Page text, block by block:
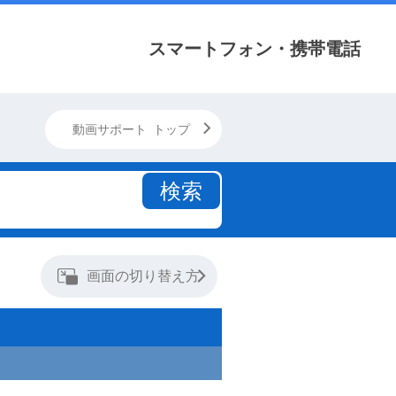
スマートフォン・携帯電話
動画サポート トップ
検索
画面の切り替え方